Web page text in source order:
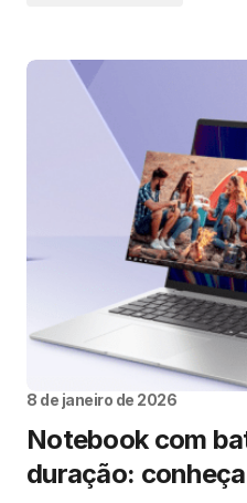
8 de janeiro de 2026
Notebook com
duração: